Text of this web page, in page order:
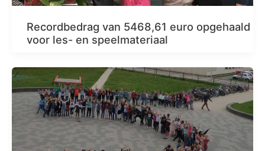
Recordbedrag van 5468,61 euro opgehaald
voor les- en speelmateriaal